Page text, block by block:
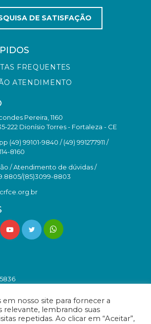
DE SATISFAÇÃO
FREQUENTES
ATENDIMENTO
Pereira, 1160
222 Dionísio Torres - Fortaleza - CE
(49) 99101-9840 / (49) 991277911 /
8160
/ Atendimento de dúvidas /
(85)3099-8803
em nosso site para fornecer a
relevante, lembrando suas
repetidas. Ao clicar em “Aceitar”,